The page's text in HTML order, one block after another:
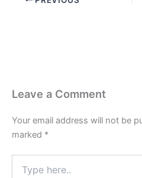
Leave a Comment
Your email address will not be
marked *
here..